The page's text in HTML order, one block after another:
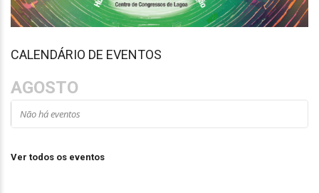
CALENDÁRIO DE EVENTOS
AGOSTO
Não há eventos
Ver todos os eventos